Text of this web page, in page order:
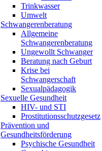
Trinkwasser
Umwelt
Schwangerenberatung
Allgemeine
Schwangerenberatung
Ungewollt Schwanger
Beratung nach Geburt
Krise bei
Schwangerschaft
Sexualpädagogik
Sexuelle Gesundheit
HIV- und STI
Prostitutionsschutzgesetz
Prävention und
Gesundheitsförderung
Psychische Gesundheit